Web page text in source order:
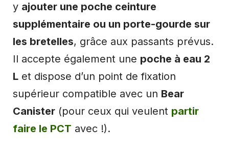
y ajouter une poche ceinture
supplémentaire ou un porte-gourde sur
les bretelles, grâce aux passants prévus.
Il accepte également une poche à eau 2
L et dispose d’un point de fixation
supérieur compatible avec un Bear
Canister (pour ceux qui veulent partir
faire le PCT avec !).